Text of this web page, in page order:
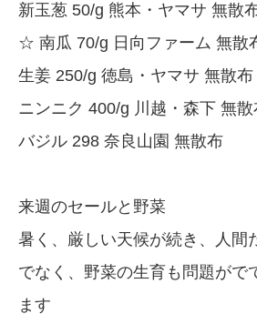
新玉葱 50/g 熊本・ヤマサ 無散
☆ 南瓜 70/g 日向ファーム 無散
生姜 250/g 徳島・ヤマサ 無散布
ニンニク 400/g 川越・森下 無散
バジル 298 奈良山園 無散布
来週のセールと野菜
暑く、厳しい天候が続き、人間
でなく、野菜の生育も問題がで
ます